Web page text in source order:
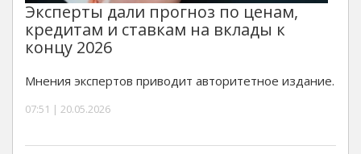
Эксперты дали прогноз по ценам,
кредитам и ставкам на вклады к
концу 2026
Мнения экспертов приводит авторитетное издание.
07:51 | 20.05.2026